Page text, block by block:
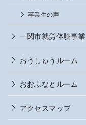
卒業生の声
一関市就労体験事業
おうしゅうルーム
おおふなとルーム
アクセスマップ